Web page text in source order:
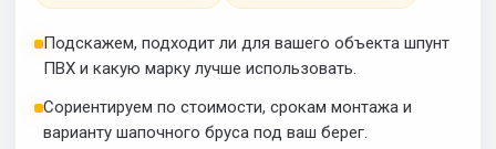
Подскажем, подходит ли для вашего объекта шпунт
ПВХ и какую марку лучше использовать.
Сориентируем по стоимости, срокам монтажа и
варианту шапочного бруса под ваш берег.